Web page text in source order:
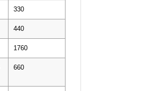
330
440
1760
660